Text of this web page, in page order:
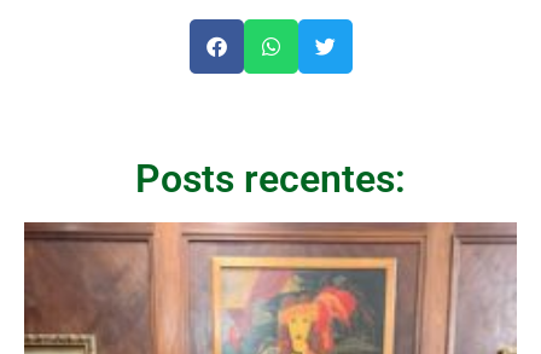
Posts recentes: